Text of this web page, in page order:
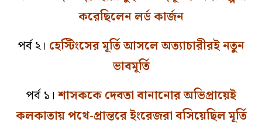
করেছিলেন লর্ড কার্জন
পর্ব ২। হেস্টিংসের মূর্তি আসলে অত্যাচারীরই নতুন
ভাবমূর্তি
পর্ব ১। শাসককে দেবতা বানানোর অভিপ্রায়েই
কলকাতায় পথে-প্রান্তরে ইংরেজরা বসিয়েছিল মূর্তি